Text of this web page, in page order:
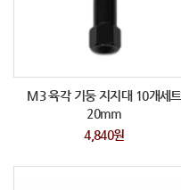
M3 육각 기둥 지지대 10개세트
20mm
4,840원